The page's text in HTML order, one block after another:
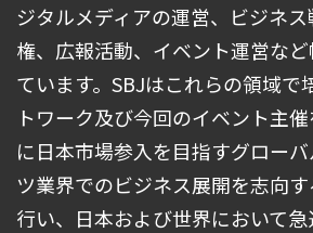
ジタルメディアの運営、ビジネ
権、広報活動、イベント運営な
ています。SBJはこれらの領域で
トワーク及び今回のイベント主
に日本市場参入を目指すグロー
ツ業界でのビジネス展開を志向
行い、日本および世界において